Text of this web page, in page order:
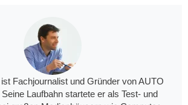
ist Fachjournalist und Gründer von AUTO
Laufbahn startete er als Test- und